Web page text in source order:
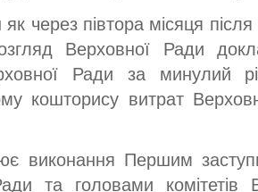
як через півтора місяця
Верховної Ради
Ради за минулий
кошторису витрат
виконання Першим
та головами комітетів